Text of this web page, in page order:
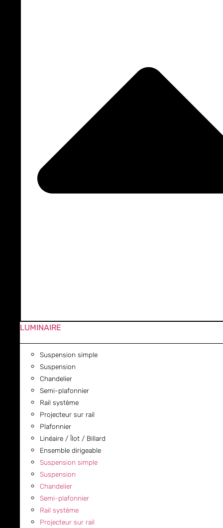
LUMINAIRE
Suspension simple
Suspension
Chandelier
Semi-plafonnier
Rail système
Projecteur sur rail
Plafonnier
Linéaire / Îlot / Billard
Ensemble dirigeable
Suspension simple
Suspension
Chandelier
Semi-plafonnier
Rail système
Projecteur sur rail